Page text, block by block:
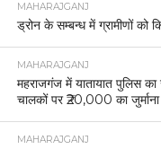
MAHARAJGANJ
ड्रोन के सम्बन्ध में ग्रामीणों को
MAHARAJGANJ
महराजगंज में यातायात पुलिस
चालकों पर ₹20,000 का जुर्माना
MAHARAJGANJ